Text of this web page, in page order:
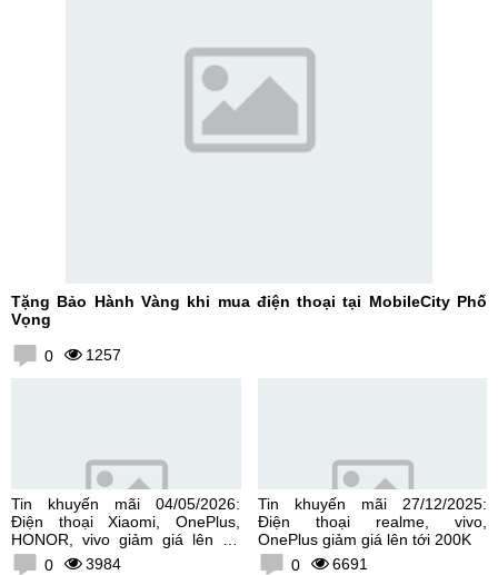
Tặng Bảo Hành Vàng khi mua điện thoại tại MobileCity Phố
Vọng
0 1257
Tin khuyến mãi 04/05/2026:
Điện thoại Xiaomi, OnePlus,
HONOR, vivo giảm giá lên tới
300K0 3984
Tin khuyến mãi 27/12/2025:
Điện thoại realme, vivo,
OnePlus giảm giá lên tới 200K
0
6691